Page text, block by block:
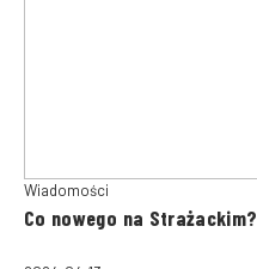
Wiadomości
Co nowego na Strażackim?